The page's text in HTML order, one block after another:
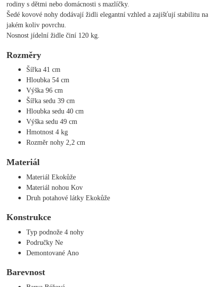
rodiny s dětmi nebo domácnosti s mazlíčky.
Šedé kovové nohy dodávají židli elegantní vzhled a zajišťují stabilitu na
jakém koliv povrchu.
Nosnost jídelní židle činí 120 kg.
Rozměry
Šířka 41 cm
Hloubka 54 cm
Výška 96 cm
Šířka sedu 39 cm
Hloubka sedu 40 cm
Výška sedu 49 cm
Hmotnost 4 kg
Rozměr nohy 2,2 cm
Materiál
Materiál Ekokůže
Materiál nohou Kov
Druh potahové látky Ekokůže
Konstrukce
Typ podnože 4 nohy
Područky Ne
Demontované Ano
Barevnost